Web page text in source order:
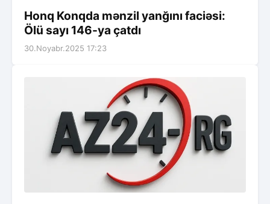
Honq Konqda mənzil yanğını faciəsi:
Ölü sayı 146-ya çatdı
30.Noyabr.2025 17:23